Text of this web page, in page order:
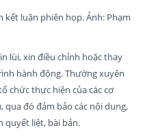
kết luận phiên họp. Ảnh: Phạm
lùi, xin điều chỉnh hoặc thay
hành động. Thường xuyên
chức thực hiện của các cơ
đó đảm bảo các nội dung,
quyết liệt, bài bản.